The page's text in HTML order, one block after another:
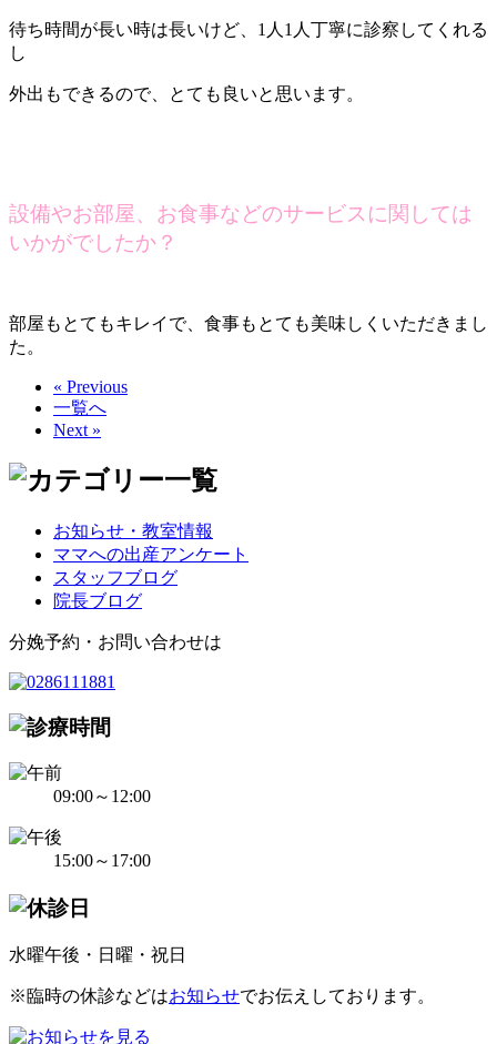
待ち時間が長い時は長いけど、1人1人丁寧に診察してくれる
し
外出もできるので、とても良いと思います。
設備やお部屋、お食事などのサービスに関しては
いかがでしたか？
部屋もとてもキレイで、食事もとても美味しくいただきまし
た。
« Previous
一覧へ
Next »
お知らせ・教室情報
ママへの出産アンケート
スタッフブログ
院長ブログ
分娩予約・お問い合わせは
09:00～12:00
15:00～17:00
水曜午後・日曜・祝日
※臨時の休診などはお知らせでお伝えしております。